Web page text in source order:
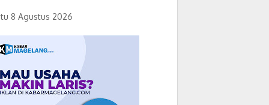
8 Agustus 2026